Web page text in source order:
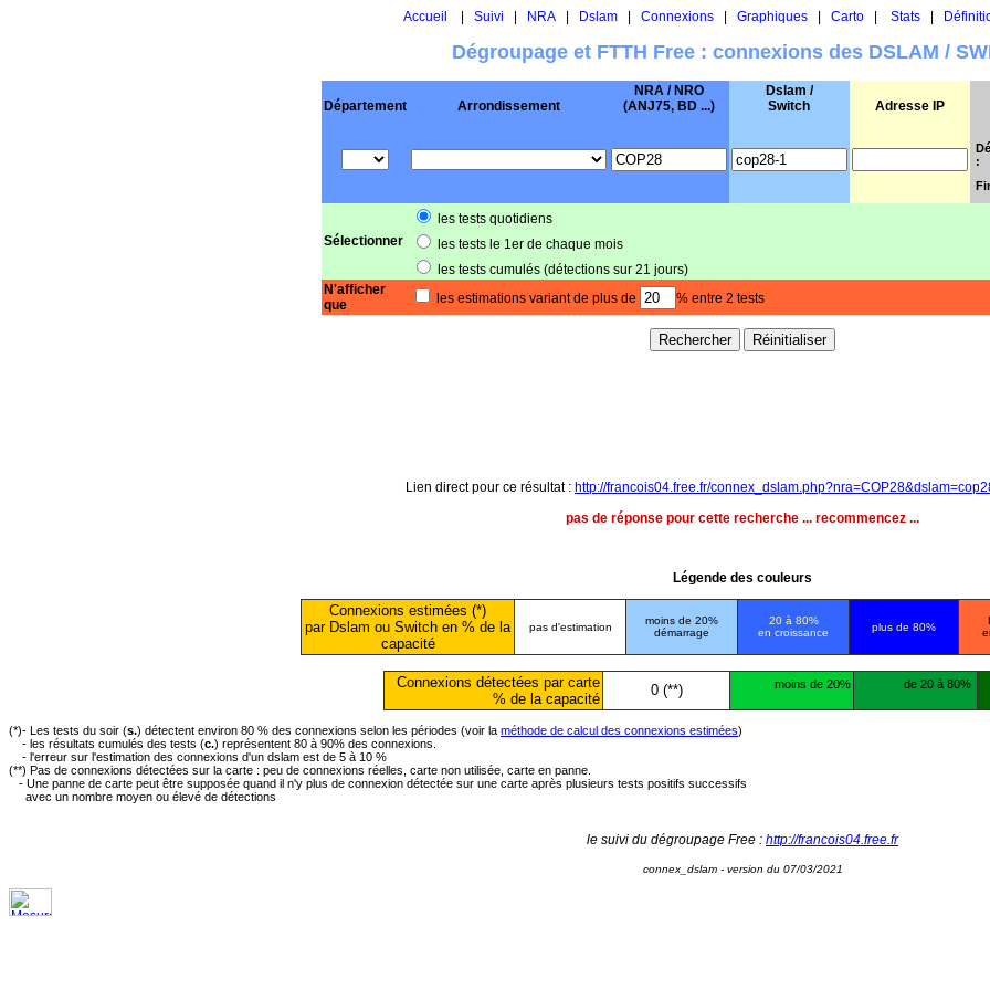
Accueil Suivi NRA| Dslam| Connexions| Graphiques| Carto| Stats|
Dégroupage et FTTH Free : connexions des DSLAM /
Département Arrondissement
NRA / NRO
(ANJ75, BD ...)
Dslam /
Switch
Adresse IP
:
Sélectionner
les tests quotidiens
les tests le 1er de chaque mois
les tests cumulés (détections sur 21 jours)
N'afficher
que
les estimations variant de plus de % entre 2 tests
Lien direct pour ce résultat : http://francois04.free.fr/
pas de réponse pour cette recherche ... recommencez ...
Légende des couleurs
Connexions estimées (*)
par Dslam ou Switch en % de la
capacité
pas d'estimation
moins de 20%
démarrage
20 à 80%
en croissance
plus de 80%
Connexions détectées par carte
% de la capacité
0 (**) moins de 20% de 20 à 80%
(*)- Les tests du soir (s.) détectent environ 80 % des connexions selon les périodes (voir la méthode de calcul des connexions estimées)
- les résultats cumulés des tests (c.) représentent 80 à 90% des connexions.
- l'erreur sur l'estimation des connexions d'un dslam est de 5 à 10 %
(**) Pas de connexions détectées sur la carte : peu de connexions réelles, carte non utilisée, carte en panne.
- Une panne de carte peut être supposée quand il n'y plus de connexion détectée sur une carte après plusieurs tests positifs successifs
avec un nombre moyen ou élevé de détections
le suivi du dégroupage Free : http://francois04.free.fr
connex_dslam - version du 07/03/2021